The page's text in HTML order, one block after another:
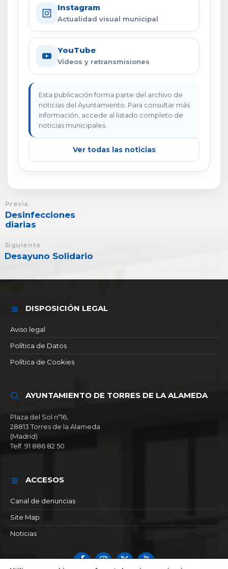
Instagram
Actualidad visual municipal
YouTube
Vídeos y retransmisiones
Esta publicación forma parte del archivo de
noticias del Ayuntamiento. Para consultar más
información, accede al listado completo de
noticias municipales.
Ver todas las noticias
Previa
Desinfecciones
diarias
Siguiente
Desayuno Solidario
DISPOSICIÓN LEGAL
Aviso legal
Política de Datos
Política de Cookies
AYUNTAMIENTO DE TORRES DE LA ALAMEDA
Plaza del Sol nº16,
28813 Torres de la Alameda
(Madrid)
Telf. 91 886 82 50
ACCESOS
Canal de denuncias
Site Map
Noticias
FacebookInstagram
X YouTube